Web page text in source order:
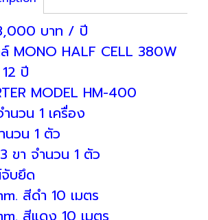
บาท / ปี
ล์ MONO HALF CELL 380W
ปี
MODEL HM-400
นวน 1 เครื่อง
วน 1 ตัว
ขา จำนวน 1 ตัว
บยึด
สีดำ 10 เมตร
สีแดง 10 เมตร